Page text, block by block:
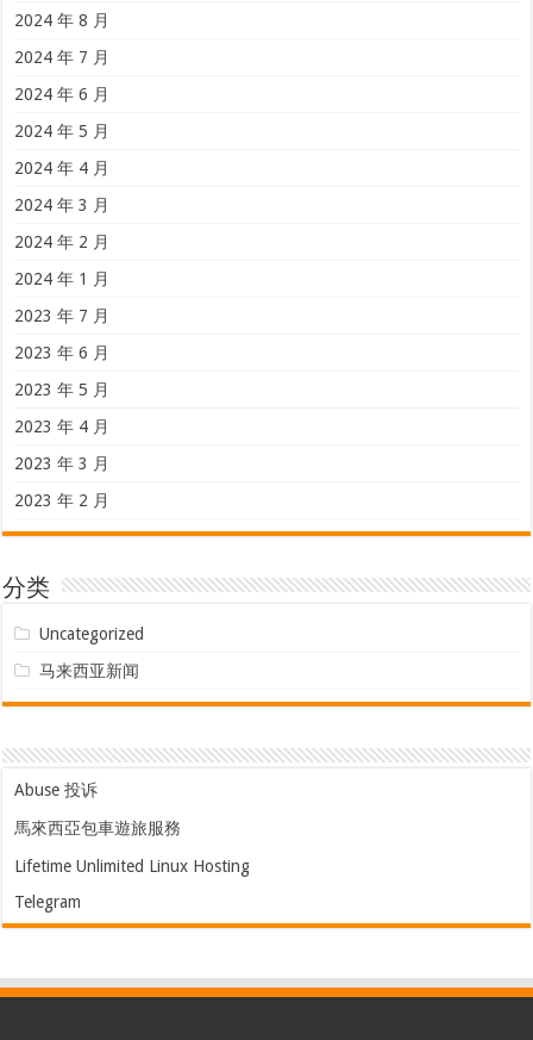
2024 年 8 月
2024 年 7 月
2024 年 6 月
2024 年 5 月
2024 年 4 月
2024 年 3 月
2024 年 2 月
2024 年 1 月
2023 年 7 月
2023 年 6 月
2023 年 5 月
2023 年 4 月
2023 年 3 月
2023 年 2 月
分类
Uncategorized
马来西亚新闻
Abuse 投诉
馬來西亞包車遊旅服務
Lifetime Unlimited Linux Hosting
Telegram